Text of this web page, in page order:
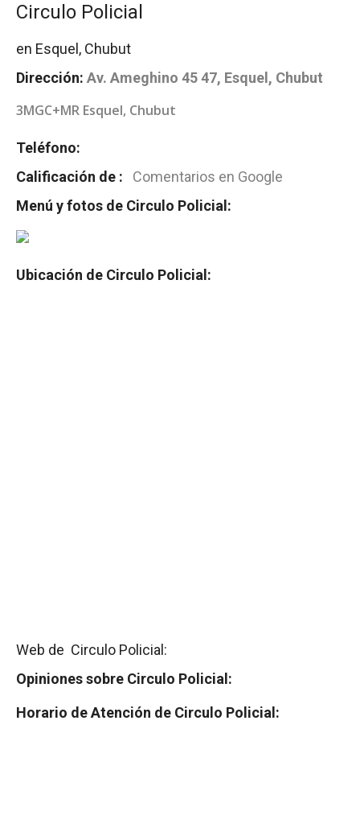
Circulo Policial
en Esquel, Chubut
Dirección: Av. Ameghino 45 47, Esquel, Chubut
3MGC+MR Esquel, Chubut
Teléfono:
Calificación de :
Comentarios en Google
Menú y fotos de Circulo Policial:
Ubicación de Circulo Policial:
Web de Circulo Policial:
Opiniones sobre Circulo Policial:
Horario de Atención de Circulo Policial: